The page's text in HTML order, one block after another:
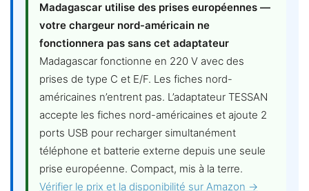
Madagascar utilise des prises européennes —
votre chargeur nord-américain ne
fonctionnera pas sans cet adaptateur
Madagascar fonctionne en 220 V avec des
prises de type C et E/F. Les fiches nord-
américaines n’entrent pas. L’adaptateur TESSAN
accepte les fiches nord-américaines et ajoute 2
ports USB pour recharger simultanément
téléphone et batterie externe depuis une seule
prise européenne. Compact, mis à la terre.
Vérifier le prix et la disponibilité sur Amazon →